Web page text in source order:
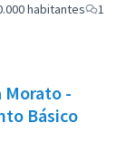
habitantes
1
Morato -
Básico